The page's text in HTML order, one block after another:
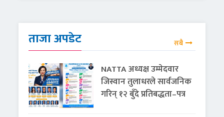
ताजा अपडेट सबै
NATTA अध्यक्ष उम्मेदवार
जिस्वान तुलाधरले सार्वजनिक
गरिन् १२ बुँदे प्रतिबद्धता–पत्र